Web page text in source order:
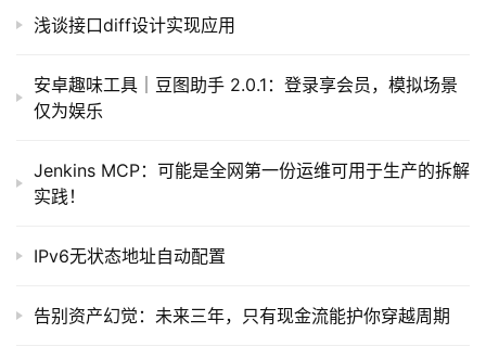
浅谈接口diff设计实现应用
安卓趣味工具｜豆图助手 2.0.1：登录享会员，模拟场景
仅为娱乐
Jenkins MCP：可能是全网第一份运维可用于生产的拆解
实践！
IPv6无状态地址自动配置
告别资产幻觉：未来三年，只有现金流能护你穿越周期